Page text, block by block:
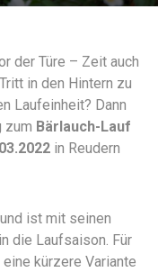
der Türe – Zeit auch
in den Hintern zu
Laufeinheit? Dann
zum Bärlauch-Lauf
in Reudern
ist mit seinen
die Laufsaison. Für
kürzere Variante